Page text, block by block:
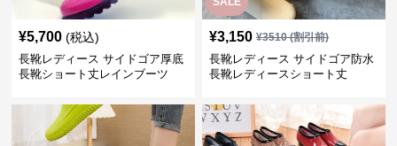
¥5,700 (税込)
長靴レディース サイドゴア厚底
長靴ショート丈レインブーツ
¥3,150 ¥3510(割引前)
長靴レディース サイドゴア防水
長靴レディースショート丈